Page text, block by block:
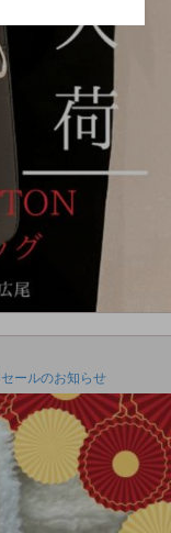
ールのお知らせ